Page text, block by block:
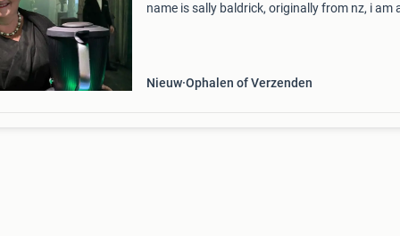
name is sally baldrick, originally from nz, i am
Nieuw Ophalen of Verzenden